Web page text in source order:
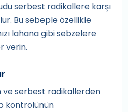
serbest radikallere karşı
Bu sebeple özellikle
lahana gibi sebzelere
verin.
ve serbest radikallerden
kontrolünün